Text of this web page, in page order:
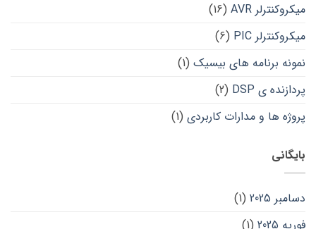
میکروکنترلر AVR
(16)
میکروکنترلر PIC
(6)
نمونه برنامه های بیسیک (1)
پردازنده ی DSP
(2)
پروژه ها و مدارات کاربردی (1)
بایگانی
دسامبر 2025
(1)
فوریه 2025
(1)